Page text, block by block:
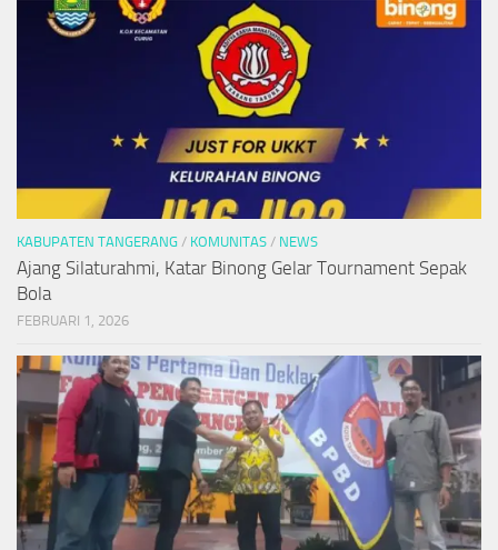
KABUPATEN TANGERANG / KOMUNITAS / NEWS
Ajang Silaturahmi, Katar Binong Gelar Tournament Sepak
Bola
FEBRUARI 1, 2026